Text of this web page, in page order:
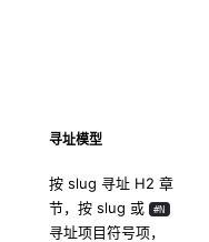
寻址模型
按 slug 寻址 H2 章
节，按 slug 或
#N
寻址项目符号项，